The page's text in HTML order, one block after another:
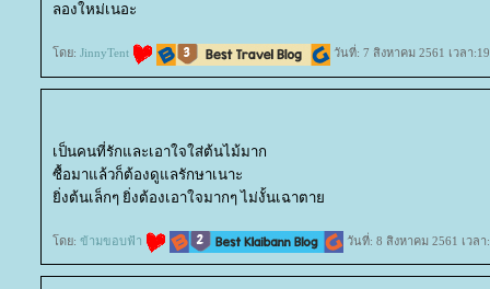
ลองใหม่เนอะ
ดย: JinnyTent วันที่: 7 สิงหาคม 2561 เวลา
เป็นคนที่รักและเอาใจใส่ต้นไม้มาก
ซื้อมาแล้วก็ต้องดูแลรักษาเนาะ
ิ่งต้นเล็กๆ ยิ่งต้องเอาใจมากๆ ไม่งั้นเฉาตา
ดย: ข้ามขอบฟ้า วันที่: 8 สิงหาคม 2561 เวลา